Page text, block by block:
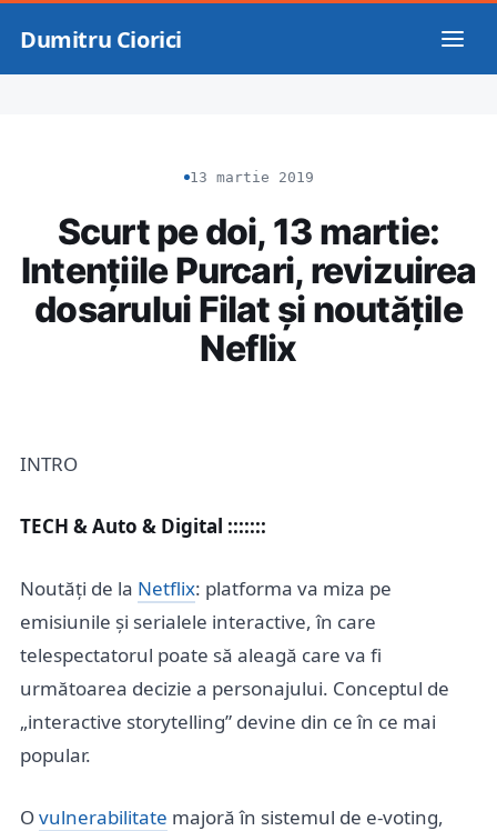
Dumitru Ciorici
13 martie 2019
Scurt pe doi, 13 martie:
Intențiile Purcari, revizuirea
dosarului Filat și noutățile
Neflix
INTRO
TECH & Auto & Digital :::::::
Noutăți de la Netflix: platforma va miza pe
emisiunile și serialele interactive, în care
telespectatorul poate să aleagă care va fi
următoarea decizie a personajului. Conceptul de
„interactive storytelling” devine din ce în ce mai
popular.
Ovulnerabilitate majoră în sistemul de e-voting,